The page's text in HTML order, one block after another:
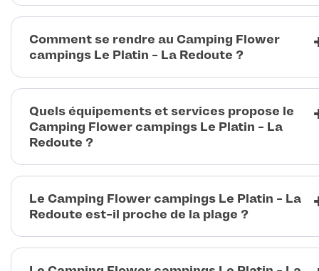
Comment se rendre au Camping Flower
campings Le Platin - La Redoute ?
Quels équipements et services propose le
Camping Flower campings Le Platin - La
Redoute ?
Le Camping Flower campings Le Platin - La
Redoute est-il proche de la plage ?